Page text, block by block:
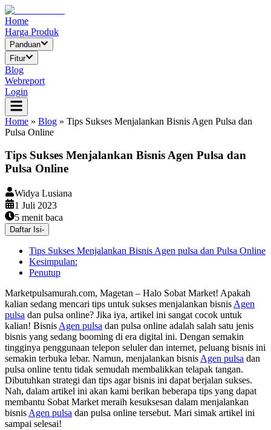
Home
Harga Produk
Panduan
Fitur
Blog
Webreport
Login
Home » Blog » Tips Sukses Menjalankan Bisnis Agen Pulsa dan
Pulsa Online
Tips Sukses Menjalankan Bisnis Agen Pulsa dan
Pulsa Online
Widya Lusiana
1 Juli 2023
5 menit baca
Daftar Isi-
Tips Sukses Menjalankan Bisnis Agen pulsa dan Pulsa Online
Kesimpulan:
Penutup
Marketpulsamurah.com, Magetan – Halo Sobat Market! Apakah
kalian sedang mencari tips untuk sukses menjalankan bisnis Agen
pulsa dan pulsa online? Jika iya, artikel ini sangat cocok untuk
kalian! Bisnis Agen pulsa dan pulsa online adalah salah satu jenis
bisnis yang sedang booming di era digital ini. Dengan semakin
tingginya penggunaan telepon seluler dan internet, peluang bisnis ini
semakin terbuka lebar. Namun, menjalankan bisnis Agen pulsa dan
pulsa online tentu tidak semudah membalikkan telapak tangan.
Dibutuhkan strategi dan tips agar bisnis ini dapat berjalan sukses.
Nah, dalam artikel ini akan kami berikan beberapa tips yang dapat
membantu Sobat Market meraih kesuksesan dalam menjalankan
bisnis Agen pulsa dan pulsa online tersebut. Mari simak artikel ini
sampai selesai!